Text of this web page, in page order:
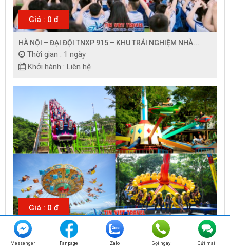
Giá : 0 đ
HÀ NỘI – ĐẠI ĐỘI TNXP 915 – KHU TRẢI NGHIỆM NHÀ...
Thời gian : 1 ngày
Khởi hành : Liên hệ
Giá : 0 đ
TOUR HỒ NÚI CỐC
Thời gian : 1 ngày
Messenger Fanpage Zalo Gọi ngay Gửi mail